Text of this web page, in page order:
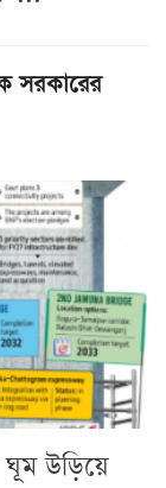
সরকারের
উড়িয়ে